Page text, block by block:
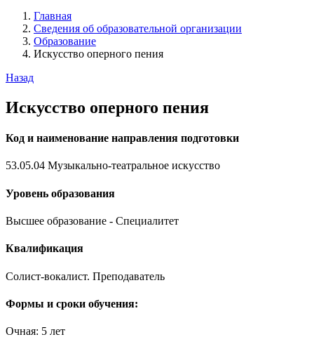
Главная
Сведения об образовательной организации
Образование
Искусство оперного пения
Назад
Искусство оперного пения
Код и наименование направления подготовки
53.05.04 Музыкально-театральное искусство
Уровень образования
Высшее образование - Специалитет
Квалификация
Солист-вокалист. Преподаватель
Формы и сроки обучения:
Очная: 5 лет